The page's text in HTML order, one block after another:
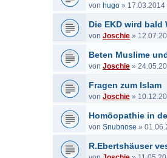
von hugo » 17.03.2014
Die EKD wird bald
von Joschie »
Beten Muslime
von Joschie »
Fragen zum Islam
von Joschie »
Homöopathie in
von Snubnose »
R.Ebertshäuser